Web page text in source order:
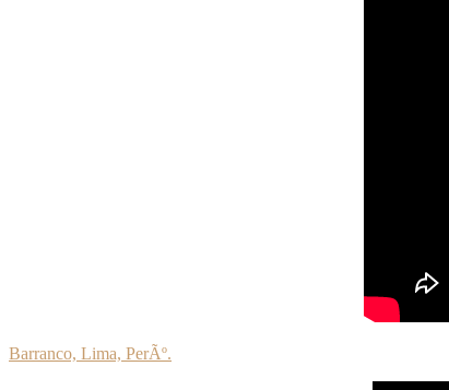
Barranco, Lima, PerÃº.